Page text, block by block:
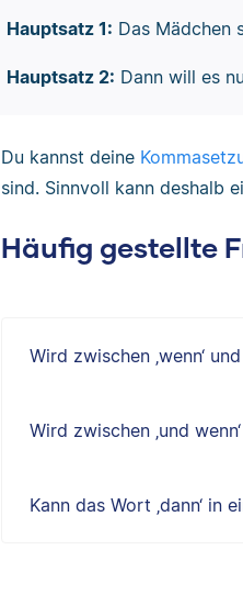
Hauptsatz 1: Das Mädchen
Hauptsatz 2: Dann will es
Du kannst deine
sind. Sinnvoll kann deshalb
Häufig gestellte
Wird zwischen ‚wenn‘
Wird zwischen ‚und
Kann das Wort ‚dann‘ in